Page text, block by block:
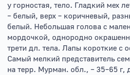
у горностая, тело. Гладкий мех
– белый, верх – коричневый,
белый. Небольшая голова с
мордочкой, однородно
трети дл. тела. Лапы короткие с
Самый мелкий представитель
на терр. Мурман. обл., – 35–65 г,